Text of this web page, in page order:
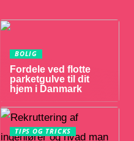
BOLIG
Fordele ved flotte
parketgulve til dit
hjem i Danmark
TIPS OG TRICKS